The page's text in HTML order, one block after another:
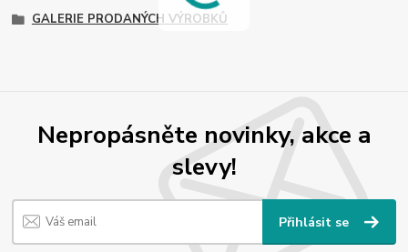
GALERIE PRODANÝCH VÝROBKŮ
Nepropásněte novinky, akce a
slevy!
Přihlásit se